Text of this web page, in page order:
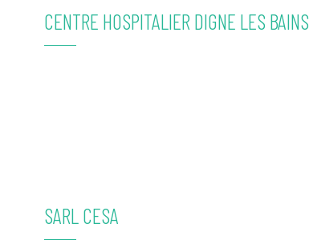
CENTRE HOSPITALIER DIGNE LES BAINS
SARL CESA